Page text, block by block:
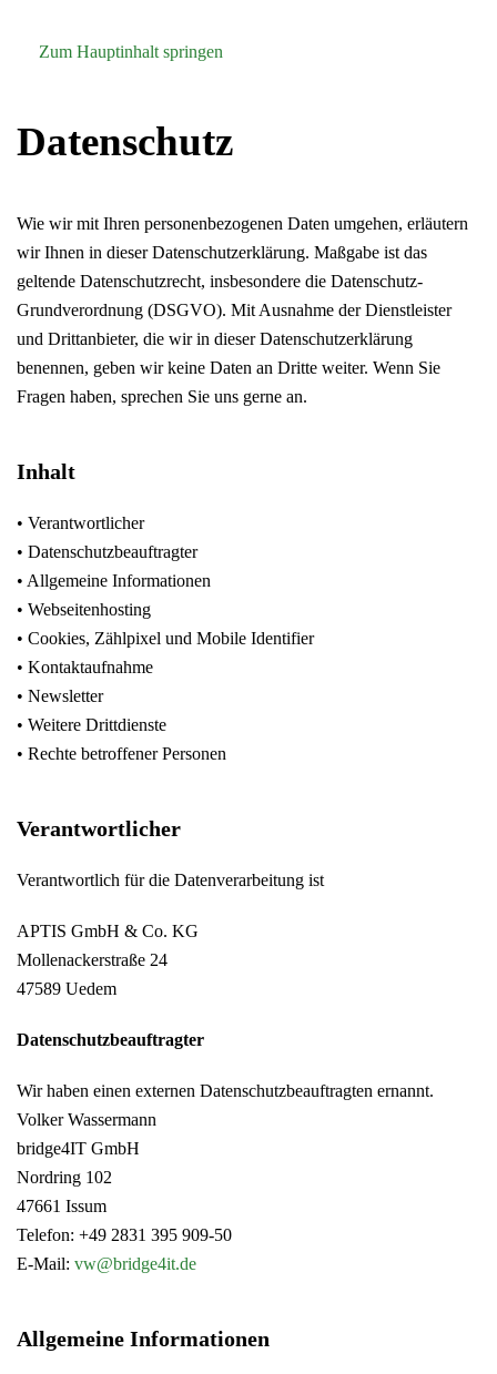
Zum Hauptinhalt springen
Datenschutz
Wie wir mit Ihren personenbezogenen Daten umgehen, erläutern
wir Ihnen in dieser Datenschutzerklärung. Maßgabe ist das
geltende Datenschutzrecht, insbesondere die Datenschutz-
Grundverordnung (DSGVO). Mit Ausnahme der Dienstleister
und Drittanbieter, die wir in dieser Datenschutzerklärung
benennen, geben wir keine Daten an Dritte weiter. Wenn Sie
Fragen haben, sprechen Sie uns gerne an.
Inhalt
• Verantwortlicher
• Datenschutzbeauftragter
• Allgemeine Informationen
• Webseitenhosting
• Cookies, Zählpixel und Mobile Identifier
• Kontaktaufnahme
• Newsletter
• Weitere Drittdienste
• Rechte betroffener Personen
Verantwortlicher
Verantwortlich für die Datenverarbeitung ist
APTIS GmbH & Co. KG
Mollenackerstraße 24
47589 Uedem
Datenschutzbeauftragter
Wir haben einen externen Datenschutzbeauftragten ernannt.
Volker Wassermann
bridge4IT GmbH
Nordring 102
47661 Issum
Telefon: +49 2831 395 909-50
E-Mail: vw@bridge4it.de
Allgemeine Informationen